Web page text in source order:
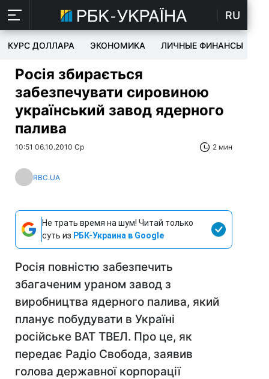
RU
КУРС ДОЛЛАРА ЭКОНОМИКА ЛИЧНЫЕ ФИНАНСЫ
Росія збирається
забезпечувати сировиною
український завод ядерного
палива
10:51 06.10.2010 Ср 2 мин
RBC.UA
Не трать время на шум! Читай только
суть из РБК-Украина в Google
Росія повністю забезпечить
збагаченим ураном завод з
виробництва ядерного палива, який
планує побудувати в Україні
російське ВАТ ТВЕЛ. Про це, як
передає Радіо Свобода, заявив
голова державної корпорації